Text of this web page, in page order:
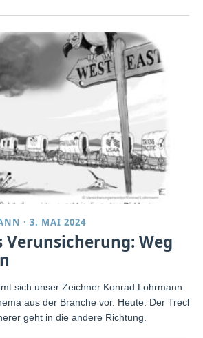
·3. MAI 2024
Verunsicherung: Weg
sich unser Zeichner Konrad Lohrmann
aus der Branche vor. Heute: Der Treck
geht in die andere Richtung.